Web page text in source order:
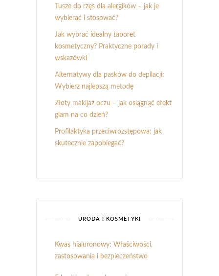
Tusze do rzęs dla alergików – jak je
wybierać i stosować?
Jak wybrać idealny taboret
kosmetyczny? Praktyczne porady i
wskazówki
Alternatywy dla pasków do depilacji:
Wybierz najlepszą metodę
Złoty makijaż oczu – jak osiągnąć efekt
glam na co dzień?
Profilaktyka przeciwrozstępowa: jak
skutecznie zapobiegać?
URODA I KOSMETYKI
Kwas hialuronowy: Właściwości,
zastosowania i bezpieczeństwo